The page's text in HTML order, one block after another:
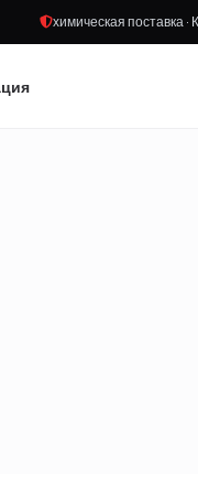
химическая поставка ·